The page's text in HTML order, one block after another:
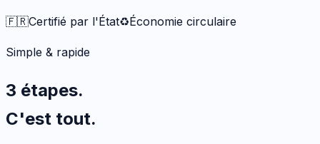
🇫🇷Certifié par l'État♻️Économie circulaire
Simple & rapide
3 étapes.
C'est tout.